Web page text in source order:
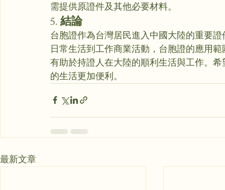
需提供原證件及其他必要材料。
5. 結論
台胞證作為台灣居民進入中國大陸的重要
日常生活到工作商業活動，台胞證的應用
有助於持證人在大陸的順利生活與工作。
的生活更加便利。
最新文章